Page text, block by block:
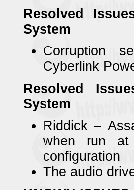
Resolved
System
Corruption
Cyberlink
Resolved
System
Riddick –
when run at
configuration
The audio